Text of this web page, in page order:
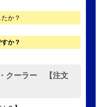
か？
か？
・クーラー 【注文